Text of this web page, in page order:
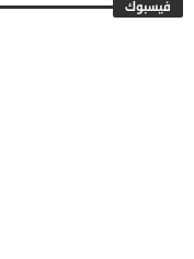
فيسبوك